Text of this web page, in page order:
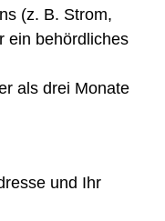
(z. B. Strom,
ein behördliches
als drei Monate
und Ihr